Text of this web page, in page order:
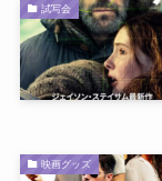
試写会
映画グッズ